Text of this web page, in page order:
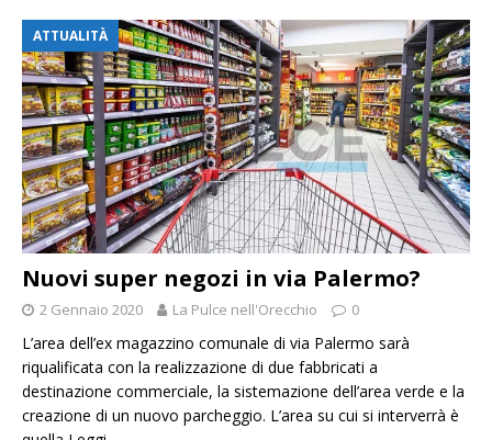
ATTUALITÀ
Nuovi super negozi in via Palermo?
2 Gennaio 2020 La Pulce nell'Orecchio 0
L’area dell’ex magazzino comunale di via Palermo sarà
riqualificata con la realizzazione di due fabbricati a
destinazione commerciale, la sistemazione dell’area verde e la
creazione di un nuovo parcheggio. L’area su cui si interverrà è